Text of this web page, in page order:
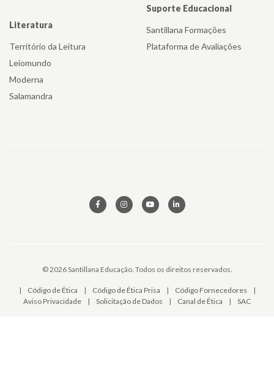
Literatura
Território da Leitura
Leiomundo
Moderna
Salamandra
Suporte Educacional
Santillana Formações
Plataforma de Avaliações
© 2026 Santillana Educação. Todos os direitos reservados.
| Código de Ética | Código de Ética Prisa | Código Fornecedores
|
Aviso Privacidade
| Solicitação de Dados | Canal de Ética | SAC